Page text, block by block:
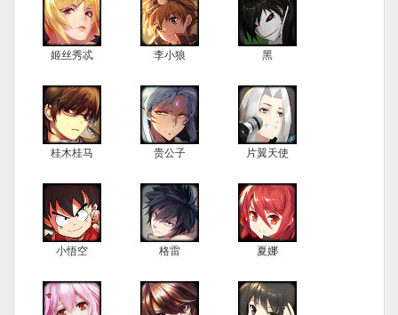
姬丝秀忒 李小狼 黑
桂木桂马 贵公子 片翼天使
小悟空 格雷 夏娜